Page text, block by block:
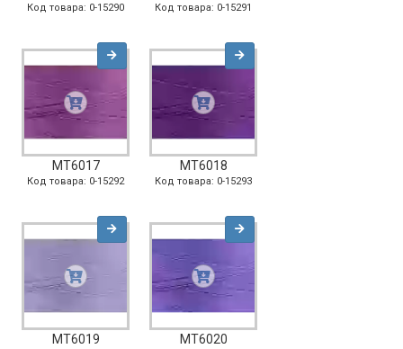
Код товара: 0-15290 Код товара: 0-15291
MT6017
Код товара: 0-15292
MT6018
Код товара: 0-15293
MT6019 MT6020